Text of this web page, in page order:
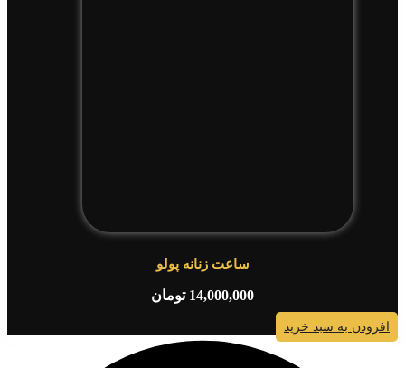
ساعت زنانه پولو
14,000,000 تومان
افزودن به سبد خرید